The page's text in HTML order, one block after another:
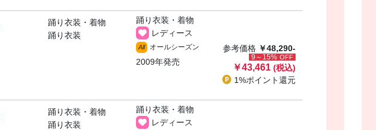
踊り衣装・着物
踊り衣装
踊り衣装・着物
レディース
All オールシーズン
2009年発売
参考価格 ￥48,290-
9～15% OFF
￥43,461 (税込)
1%ポイント還元
踊り衣装・着物
踊り衣装
踊り衣装・着物
レディース